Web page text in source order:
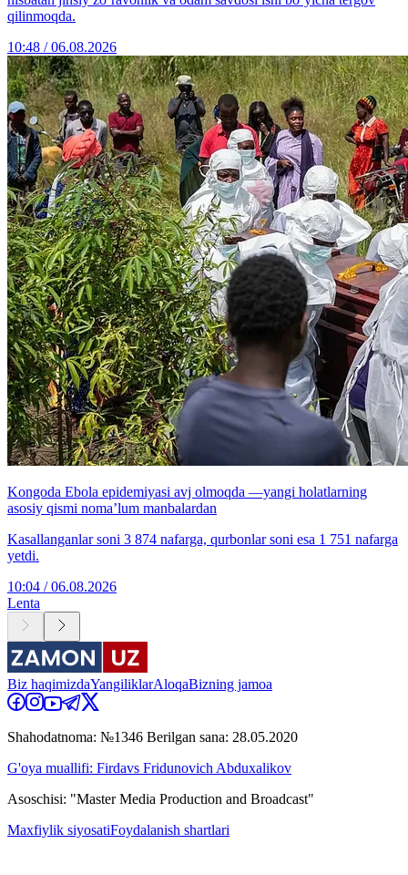
qilinmoqda.
10:48 / 06.08.2026
Kongoda Ebola epidemiyasi avj olmoqda —yangi holatlarning
asosiy qismi noma’lum manbalardan
Kasallanganlar soni 3 874 nafarga, qurbonlar soni esa 1 751 nafarga
yetdi.
10:04 / 06.08.2026
Lenta
Biz haqimizdaYangiliklarAloqaBizning jamoa
Shahodatnoma: №1346 Berilgan sana: 28.05.2020
G'oya muallifi: Firdavs Fridunovich Abduxalikov
Asoschisi: "Master Media Production and Broadcast"
Maxfiylik siyosatiFoydalanish shartlari